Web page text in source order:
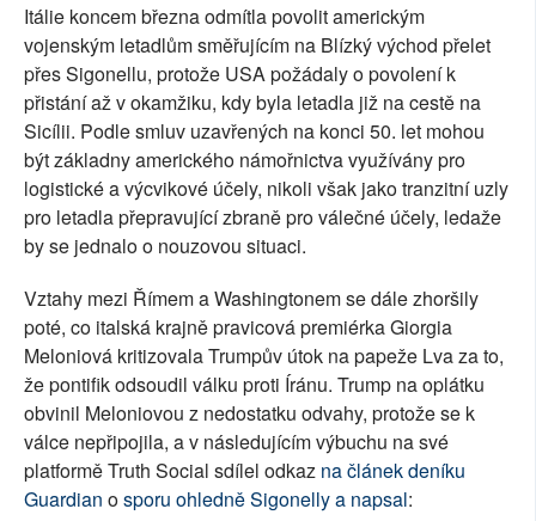
Itálie koncem března odmítla povolit americkým
vojenským letadlům směřujícím na Blízký východ přelet
přes Sigonellu, protože USA požádaly o povolení k
přistání až v okamžiku, kdy byla letadla již na cestě na
Sicílii. Podle smluv uzavřených na konci 50. let mohou
být základny amerického námořnictva využívány pro
logistické a výcvikové účely, nikoli však jako tranzitní uzly
pro letadla přepravující zbraně pro válečné účely, ledaže
by se jednalo o nouzovou situaci.
Vztahy mezi Římem a Washingtonem se dále zhoršily
poté, co italská krajně pravicová premiérka Giorgia
Meloniová kritizovala Trumpův útok na papeže Lva za to,
že pontifik odsoudil válku proti Íránu. Trump na oplátku
obvinil Meloniovou z nedostatku odvahy, protože se k
válce nepřipojila, a v následujícím výbuchu na své
platformě Truth Social sdílel odkaz na článek deníku
Guardian osporu ohledně Sigonelly a napsal: